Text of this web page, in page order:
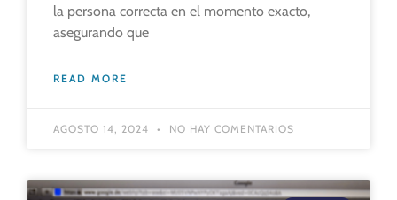
la persona correcta en el momento exacto,
asegurando que
READ MORE
AGOSTO 14, 2024 NO HAY COMENTARIOS